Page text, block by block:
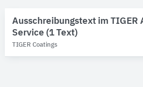
TIGER Coatings
Produktkategorie
Ausschreibungstext im
Service (1 Text)
TIGER Coatings